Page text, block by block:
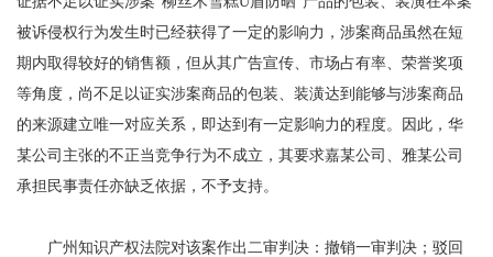
被诉侵权行为发生时已经获得了一定的影响力，涉案商品虽然在短
期内取得较好的销售额，但从其广告宣传、市场占有率、荣誉奖项
等角度，尚不足以证实涉案商品的包装、装潢达到能够与涉案商品
的来源建立唯一对应关系，即达到有一定影响力的程度。因此，华
某公司主张的不正当竞争行为不成立，其要求嘉某公司、雅某公司
承担民事责任亦缺乏依据，不予支持。
广州知识产权法院对该案作出二审判决：撤销一审判决；驳回